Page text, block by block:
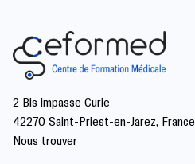
2 Bis impasse Curie
42270 Saint-Priest-en-Jarez, France.
Nous trouver